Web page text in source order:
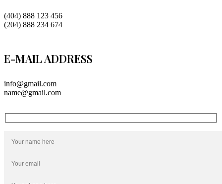
(404) 888 123 456
(204) 888 234 674
E-MAIL ADDRESS​
info@gmail.com
name@gmail.com